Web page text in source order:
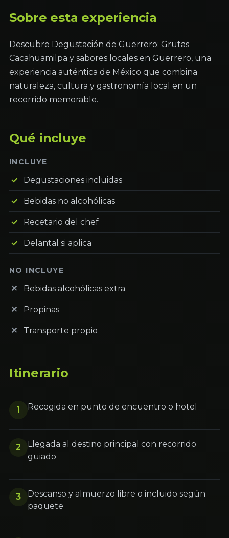
Sobre esta experiencia
Descubre Degustación de Guerrero: Grutas
Cacahuamilpa y sabores locales en Guerrero, una
experiencia auténtica de México que combina
naturaleza, cultura y gastronomía local en un
recorrido memorable.
Qué incluye
INCLUYE
Degustaciones incluidas
Bebidas no alcohólicas
Recetario del chef
Delantal si aplica
NO INCLUYE
Bebidas alcohólicas extra
Propinas
Transporte propio
Itinerario
1 Recogida en punto de encuentro o hotel
2
Llegada al destino principal con recorrido
guiado
3
Descanso y almuerzo libre o incluido según
paquete